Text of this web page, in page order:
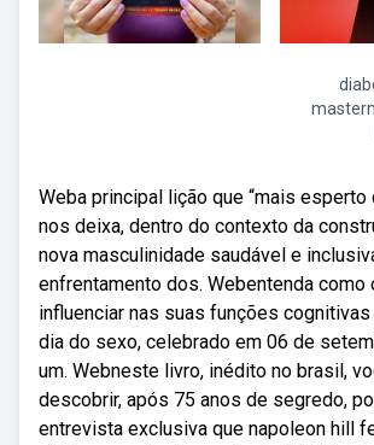
Weba principal lição que “mais esperto
nos deixa, dentro do contexto da
nova masculinidade saudável e
enfrentamento dos. Webentenda como
influenciar nas suas funções
dia do sexo, celebrado em 06 de
um. Webneste livro, inédito no brasil,
descobrir, após 75 anos de segredo,
entrevista exclusiva que napoleon hill